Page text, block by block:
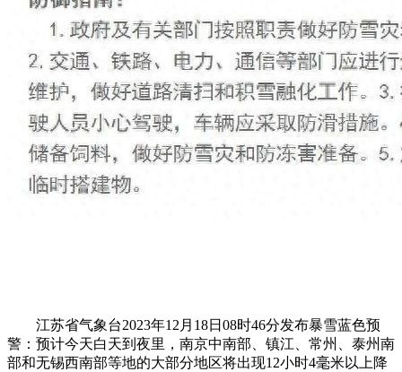
江苏省气象台2023年12月18日08时46分发布暴雪蓝色预
警：预计今天白天到夜里，南京中南部、镇江、常州、泰州南
部和无锡西南部等地的大部分地区将出现12小时4毫米以上降